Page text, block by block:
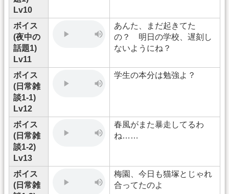
Lv10
ボイス
(夜中の
話題1)
Lv11
あんた、まだ起きてた
の？ 明日の学校、遅刻し
ないようにね？
ボイス
(日常雑
談1-1)
Lv12
学生の本分は勉強よ？
ボイス
(日常雑
談1-2)
Lv13
春風がまた暴走してるわ
ね……
ボイス
(日常雑
梅園、今日も猫塚とじゃれ
合ってたのよ